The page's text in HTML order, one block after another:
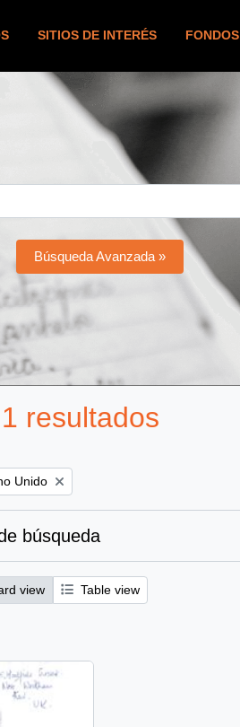
SITIOS DE INTERÉS FONDOS
Búsqueda Avanzada »
resultados
filter:
Unido
búsqueda
view Table view